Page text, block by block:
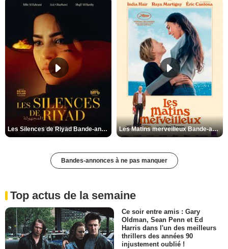
Les Silences de Riyad Bande-annonce VO STFR Les Matins merveilleux Bande-annonce VF
Bandes-annonces à ne pas manquer
Top actus de la semaine
Ce soir entre amis : Gary
Oldman, Sean Penn et Ed
Harris dans l'un des meilleurs
thrillers des années 90
injustement oublié !